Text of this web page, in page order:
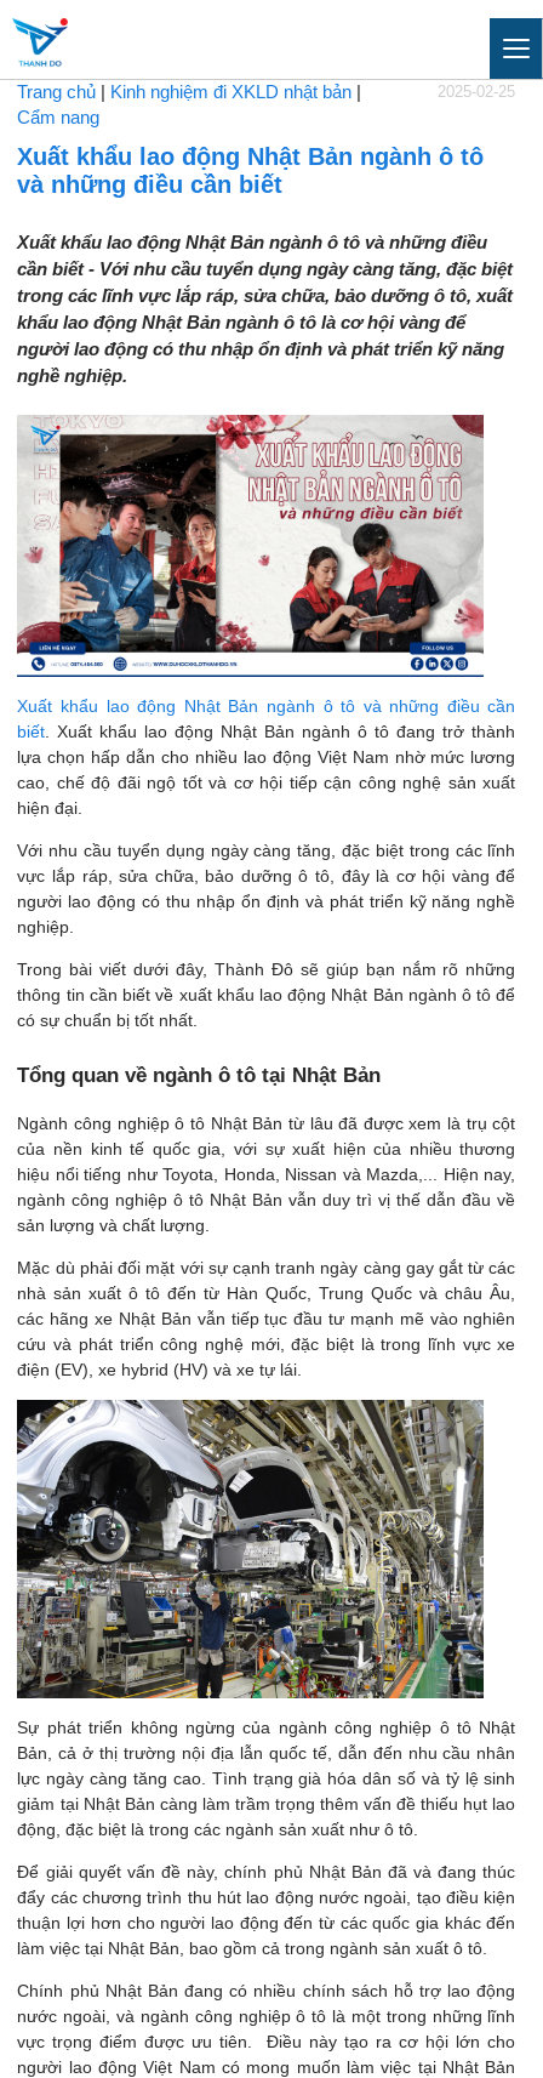
Trang chủ Kinh nghiệm đi XKLD nhật bản
Cẩm nang
2025-02-25
Xuất khẩu lao động Nhật Bản ngành ô tô
và những điều cần biết
Xuất khẩu lao động Nhật Bản ngành ô tô và những điều
cần biết - Với nhu cầu tuyển dụng ngày càng tăng, đặc biệt
trong các lĩnh vực lắp ráp, sửa chữa, bảo dưỡng ô tô, xuất
khẩu lao động Nhật Bản ngành ô tô là cơ hội vàng để
người lao động có thu nhập ổn định và phát triển kỹ năng
nghề nghiệp.
Xuất khẩu lao động Nhật Bản ngành ô tô và những điều cần
biết . Xuất khẩu lao động Nhật Bản ngành ô tô đang trở thành
lựa chọn hấp dẫn cho nhiều lao động Việt Nam nhờ mức lương
cao, chế độ đãi ngộ tốt và cơ hội tiếp cận công nghệ sản xuất
hiện đại.
Với nhu cầu tuyển dụng ngày càng tăng, đặc biệt trong các lĩnh
vực lắp ráp, sửa chữa, bảo dưỡng ô tô, đây là cơ hội vàng để
người lao động có thu nhập ổn định và phát triển kỹ năng nghề
nghiệp.
Trong bài viết dưới đây, Thành Đô sẽ giúp bạn nắm rõ những
thông tin cần biết về xuất khẩu lao động Nhật Bản ngành ô tô để
có sự chuẩn bị tốt nhất.
Tổng quan về ngành ô tô tại Nhật Bản
Ngành công nghiệp ô tô Nhật Bản từ lâu đã được xem là trụ cột
của nền kinh tế quốc gia, với sự xuất hiện của nhiều thương
hiệu nổi tiếng như Toyota, Honda, Nissan và Mazda,... Hiện nay,
ngành công nghiệp ô tô Nhật Bản vẫn duy trì vị thế dẫn đầu về
sản lượng và chất lượng.
Mặc dù phải đối mặt với sự cạnh tranh ngày càng gay gắt từ các
nhà sản xuất ô tô đến từ Hàn Quốc, Trung Quốc và châu Âu,
các hãng xe Nhật Bản vẫn tiếp tục đầu tư mạnh mẽ vào nghiên
cứu và phát triển công nghệ mới, đặc biệt là trong lĩnh vực xe
điện (EV), xe hybrid (HV) và xe tự lái.
Sự phát triển không ngừng của ngành công nghiệp ô tô Nhật
Bản, cả ở thị trường nội địa lẫn quốc tế, dẫn đến nhu cầu nhân
lực ngày càng tăng cao. Tình trạng già hóa dân số và tỷ lệ sinh
giảm tại Nhật Bản càng làm trầm trọng thêm vấn đề thiếu hụt lao
động, đặc biệt là trong các ngành sản xuất như ô tô.
Để giải quyết vấn đề này, chính phủ Nhật Bản đã và đang thúc
đẩy các chương trình thu hút lao động nước ngoài, tạo điều kiện
thuận lợi hơn cho người lao động đến từ các quốc gia khác đến
làm việc tại Nhật Bản, bao gồm cả trong ngành sản xuất ô tô.
Chính phủ Nhật Bản đang có nhiều chính sách hỗ trợ lao động
nước ngoài, và ngành công nghiệp ô tô là một trong những lĩnh
vực trọng điểm được ưu tiên. Điều này tạo ra cơ hội lớn cho
người lao động Việt Nam có mong muốn làm việc tại Nhật Bản